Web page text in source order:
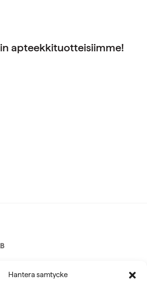
Hantera samtycke
apteekkituotteisiimme!